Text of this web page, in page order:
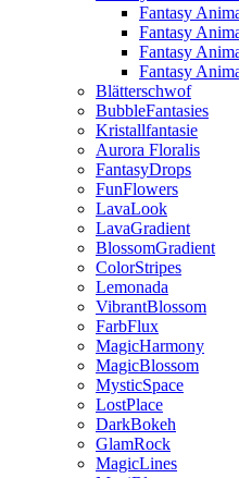
Fantasy
Fantasy
Fantasy
Fantasy
Blätterschwof
BubbleFantasies
Kristallfantasie
Aurora Floralis
FantasyDrops
FunFlowers
LavaLook
LavaGradient
BlossomGradient
ColorStripes
Lemonada
VibrantBlossom
FarbFlux
MagicHarmony
MagicBlossom
MysticSpace
LostPlace
DarkBokeh
GlamRock
MagicLines